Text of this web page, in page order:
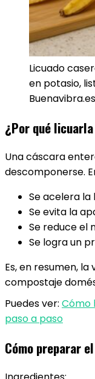
Licuado
en potasio,
Buenavibra.es
¿Por qué
Una cáscara
descomponerse.
Se acelera
Se evita la
Se reduce el
Se logra un
Es, en resumen,
compostaje
Puedes ver: Cómo
paso a paso
Cómo preparar